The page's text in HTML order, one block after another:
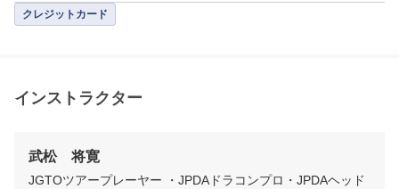
クレジットカード
インストラクター
武松　将寛
JGTOツアープレーヤー ・JPDAドラコンプロ・JPDAヘッド